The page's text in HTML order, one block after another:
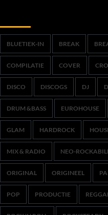
BLUETIEK-IN BREAK
COMPILATIE COVER
DISCO DISCOGS DJ
DRUM &BASS EUROHOUSE
GLAM HARDROCK
MIX & RADIO NEO-
ORIGINAL ORIGINEEL
POP PRODUCTIE